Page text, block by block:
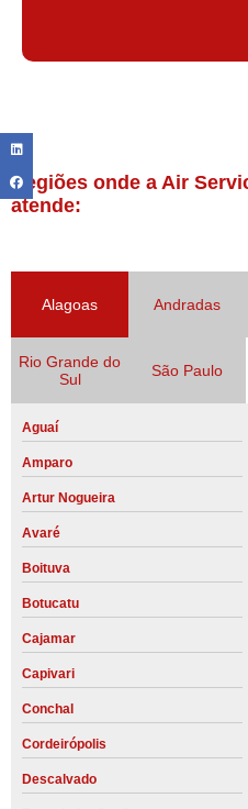
Regiões onde a Air
atende:
Alagoas Andradas
Rio Grande do
Sul
São Paulo
Aguaí
Amparo
Artur Nogueira
Avaré
Boituva
Botucatu
Cajamar
Capivari
Conchal
Cordeirópolis
Descalvado